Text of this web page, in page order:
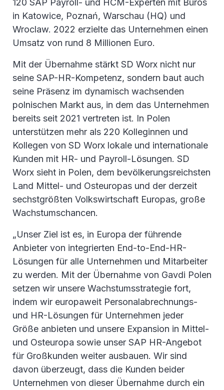
in Katowice, Poznań, Warschau (HQ) und
Wroclaw. 2022 erzielte das Unternehmen einen
Umsatz von rund 8 Millionen Euro.
Mit der Übernahme stärkt SD Worx nicht nur
seine SAP-HR-Kompetenz, sondern baut auch
seine Präsenz im dynamisch wachsenden
polnischen Markt aus, in dem das Unternehmen
bereits seit 2021 vertreten ist. In Polen
unterstützen mehr als 220 Kolleginnen und
Kollegen von SD Worx lokale und internationale
Kunden mit HR- und Payroll-Lösungen. SD
Worx sieht in Polen, dem bevölkerungsreichsten
Land Mittel- und Osteuropas und der derzeit
sechstgrößten Volkswirtschaft Europas, große
Wachstumschancen.
„Unser Ziel ist es, in Europa der führende
Anbieter von integrierten End-to-End-HR-
Lösungen für alle Unternehmen und Mitarbeiter
zu werden. Mit der Übernahme von Gavdi Polen
setzen wir unsere Wachstumsstrategie fort,
indem wir europaweit Personalabrechnungs-
und HR-Lösungen für Unternehmen jeder
Größe anbieten und unsere Expansion in Mittel-
und Osteuropa sowie unser SAP HR-Angebot
für Großkunden weiter ausbauen. Wir sind
davon überzeugt, dass die Kunden beider
Unternehmen von dieser Übernahme durch ein